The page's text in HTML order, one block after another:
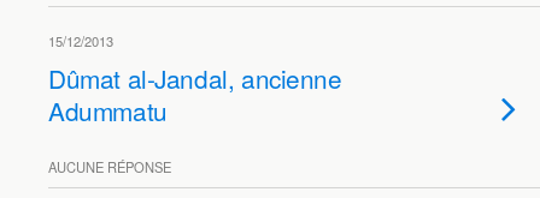
15/12/2013
Dûmat al-Jandal, ancienne
Adummatu
AUCUNE RÉPONSE